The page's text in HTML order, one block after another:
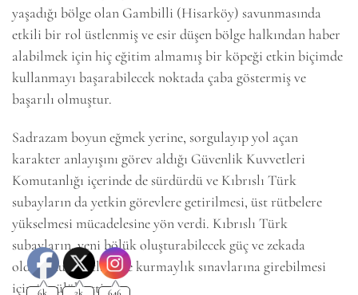
yaşadığı bölge olan Gambilli (Hisarköy) savunmasında
etkili bir rol üstlenmiş ve esir düşen bölge halkından haber
alabilmek için hiç eğitim almamış bir köpeği etkin biçimde
kullanmayı başarabilecek noktada çaba göstermiş ve
başarılı olmuştur.
Sadrazam boyun eğmek yerine, sorgulayıp yol açan
karakter anlayışını görev aldığı Güvenlik Kuvvetleri
Komutanlığı içerinde de sürdürdü ve Kıbrıslı Türk
subayların da yetkin görevlere getirilmesi, üst rütbelere
yükselmesi mücadelesine yön verdi. Kıbrıslı Türk
subayların, yeni bölük oluşturabilecek güç ve zekada
olduğunu ispatladı ve kurmaylık sınavlarına girebilmesi
için öncülük etti.
6k 2k 646